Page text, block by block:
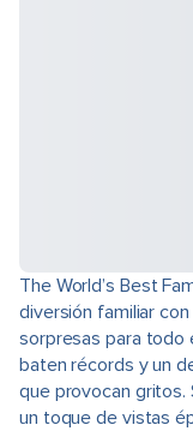
The World’s Best
diversión familiar
sorpresas para todo
baten récords y un
que provocan gritos.
un toque de vistas